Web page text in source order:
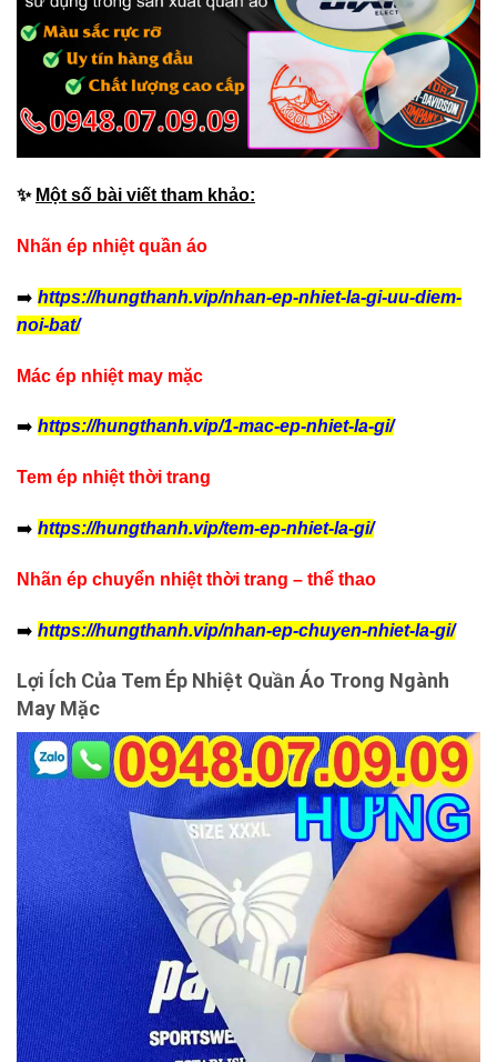
✨ Một số bài viết tham khảo:
Nhãn ép nhiệt quần áo
➡️ https://hungthanh.vip/nhan-ep-nhiet-la-gi-uu-diem-
noi-bat/
Mác ép nhiệt may mặc
➡️ https://hungthanh.vip/1-mac-ep-nhiet-la-gi/
Tem ép nhiệt thời trang
➡️ https://hungthanh.vip/tem-ep-nhiet-la-gi/
Nhãn ép chuyển nhiệt thời trang – thể thao
➡️ https://hungthanh.vip/nhan-ep-chuyen-nhiet-la-gi/
Lợi Ích Của Tem Ép Nhiệt Quần Áo Trong Ngành
May Mặc